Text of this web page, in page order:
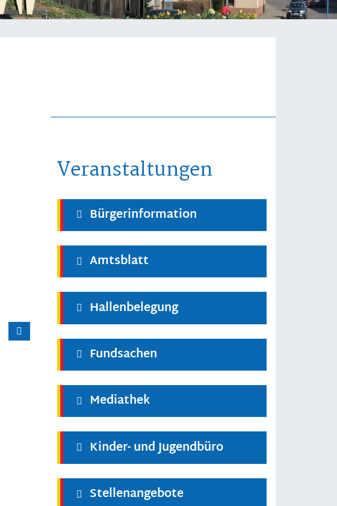
Veranstaltungen
Bürgerinformation
Amtsblatt
Hallenbelegung
Fundsachen
Mediathek
Kinder- und Jugendbüro
Stellenangebote